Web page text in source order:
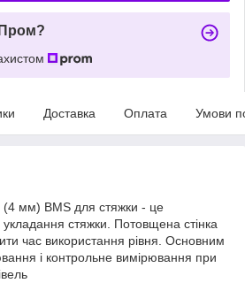
Доставка Оплата Умови
мм) BMS для стяжки - це
укладання стяжки. Потовщена стінка
час використання рівня. Основним
і контрольне вимірювання при